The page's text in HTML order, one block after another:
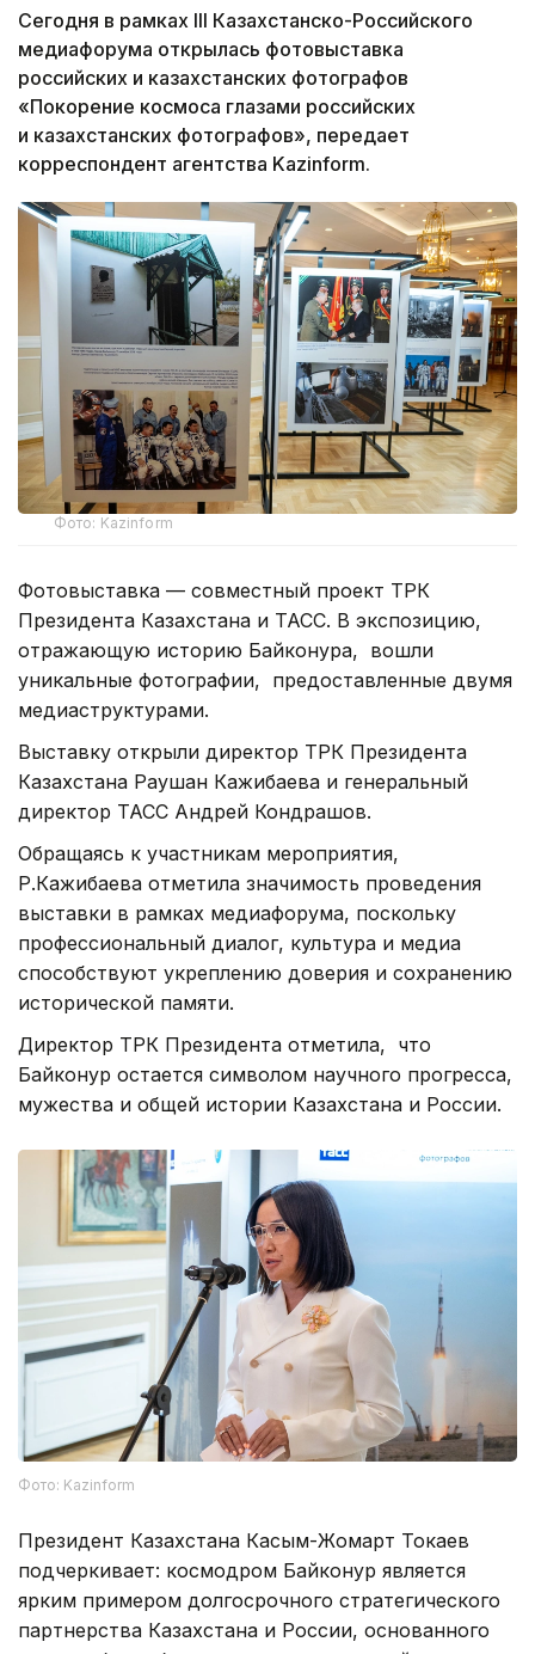
Сегодня в рамках III Казахстанско-Российского
медиафорума открылась фотовыставка
российских и казахстанских фотографов
«Покорение космоса глазами российских
и казахстанских фотографов», передает
корреспондент агентства Kazinform.
Фото: Kazinform
Фотовыставка — совместный проект ТРК
Президента Казахстана и ТАСС. В экспозицию,
отражающую историю Байконура, вошли
уникальные фотографии, предоставленные двумя
медиаструктурами.
Выставку открыли директор ТРК Президента
Казахстана Раушан Кажибаева и генеральный
директор ТАСС Андрей Кондрашов.
Обращаясь к участникам мероприятия,
Р.Кажибаева отметила значимость проведения
выставки в рамках медиафорума, поскольку
профессиональный диалог, культура и медиа
способствуют укреплению доверия и сохранению
исторической памяти.
Директор ТРК Президента отметила, что
Байконур остается символом научного прогресса,
мужества и общей истории Казахстана и России.
Фото: Kazinform
Президент Казахстана Касым-Жомарт Токаев
подчеркивает: космодром Байконур является
ярким примером долгосрочного стратегического
партнерства Казахстана и России, основанного